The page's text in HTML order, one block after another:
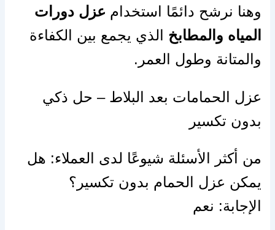
وهنا نرشح دائمًا استخدام عزل دورات
المياه والمطابخ الذي يجمع بين الكفاءة
والمتانة وطول العمر.
عزل الحمامات بعد البلاط – حل ذكي
بدون تكسير
من أكثر الأسئلة شيوعًا لدى العملاء: هل
يمكن عزل الحمام بدون تكسير؟
الإجابة: نعم